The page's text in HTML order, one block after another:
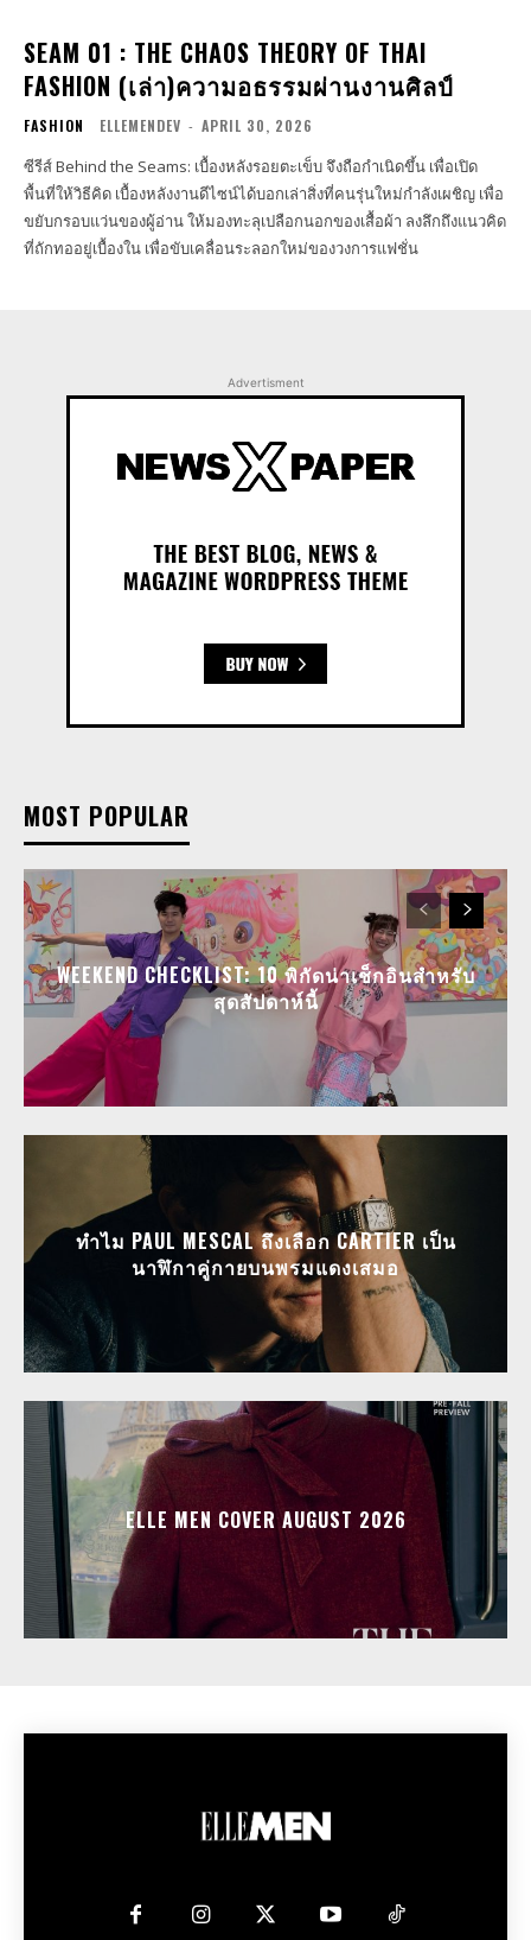
SEAM 01 : THE CHAOS THEORY OF THAI
FASHION (เล่า)ความอธรรมผ่านงานศิลป์
FASHION ELLEMENDEV - APRIL 30, 2026
ซีรีส์ Behind the Seams: เบื้องหลังรอยตะเข็บ จึงถือกำเนิดขึ้น เพื่อเปิด
พื้นที่ให้วิธีคิด เบื้องหลังงานดีไซน์ได้บอกเล่าสิ่งที่คนรุ่นใหม่กำลังเผชิญ เพื่อ
ขยับกรอบแว่นของผู้อ่าน ให้มองทะลุเปลือกนอกของเสื้อผ้า ลงลึกถึงแนวคิด
ที่ถักทออยู่เบื้องใน เพื่อขับเคลื่อนระลอกใหม่ของวงการแฟชั่น
Advertisment
MOST POPULAR
WEEKEND CHECKLIST: 10 พิกัดน่าเช็กอินสำหรับ
สุดสัปดาห์นี้
ทำไม PAUL MESCAL ถึงเลือก CARTIER เป็น
นาฬิกาคู่กายบนพรมแดงเสมอ
ELLE MEN COVER AUGUST 2026